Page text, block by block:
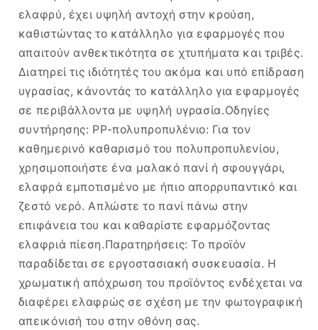
ελαφρύ, έχει υψηλή αντοχή στην κρούση,
καθιστώντας το κατάλληλο για εφαρμογές που
απαιτούν ανθεκτικότητα σε χτυπήματα και τριβές.
Διατηρεί τις ιδιότητές του ακόμα και υπό επίδραση
υγρασίας, κάνοντάς το κατάλληλο για εφαρμογές
σε περιβάλλοντα με υψηλή υγρασία.Οδηγίες
συντήρησης: PP-πολυπροπυλένιο: Για τον
καθημερινό καθαρισμό του πολυπροπυλενίου,
χρησιμοποιήστε ένα μαλακό πανί ή σφουγγάρι,
ελαφρά εμποτισμένο με ήπιο απορρυπαντικό και
ζεστό νερό. Απλώστε το πανί πάνω στην
επιφάνεια του και καθαρίστε εφαρμόζοντας
ελαφριά πίεση.Παρατηρήσεις: Το προϊόν
παραδίδεται σε εργοστασιακή συσκευασία. Η
χρωματική απόχρωση του προϊόντος ενδέχεται να
διαφέρει ελαφρώς σε σχέση με την φωτογραφική
απεικόνισή του στην οθόνη σας.